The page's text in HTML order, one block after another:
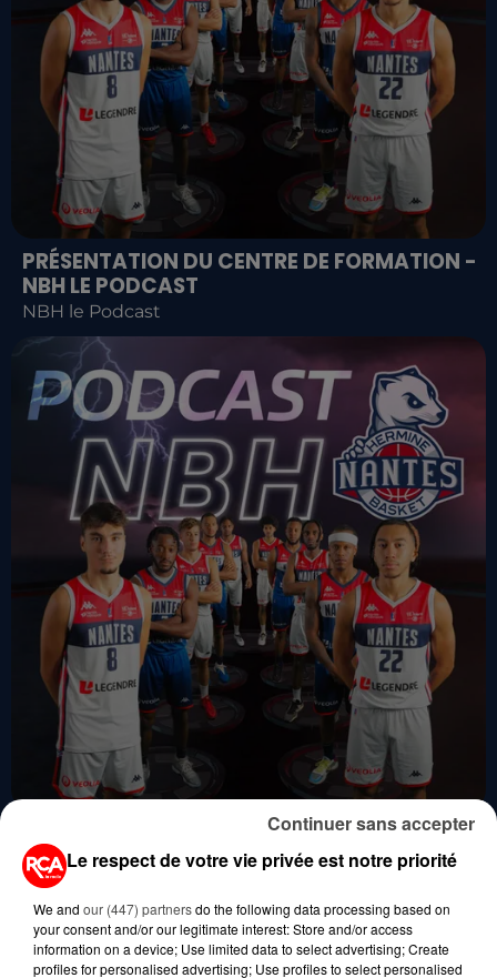
PRÉSENTATION DU CENTRE DE FORMATION -
NBH LE PODCAST
NBH le Podcast
BONNE ANNÉE ! - NBH LE PODCAST
NBH le Podcast
Le respect de votre vie privée est notre priorité
We and our (447) partnersdo the following data processing based on
your consent and/or our legitimate interest: Store and/or access
information on a device; Use limited data to select advertising; Create
profiles for personalised advertising; Use profiles to select personalised
Continuer sans accepter